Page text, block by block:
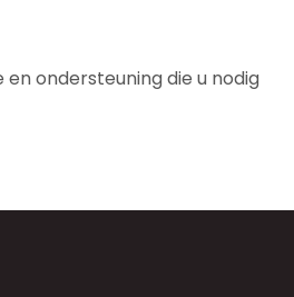
ondersteuning die u nodig